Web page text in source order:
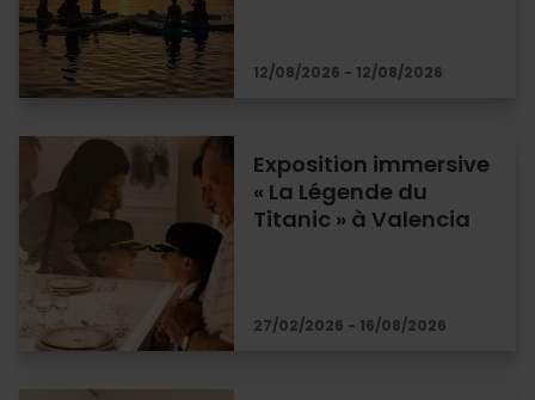
12/08/2026 - 12/08/2026
Exposition immersive
« La Légende du
Titanic » à Valencia
27/02/2026 - 16/08/2026